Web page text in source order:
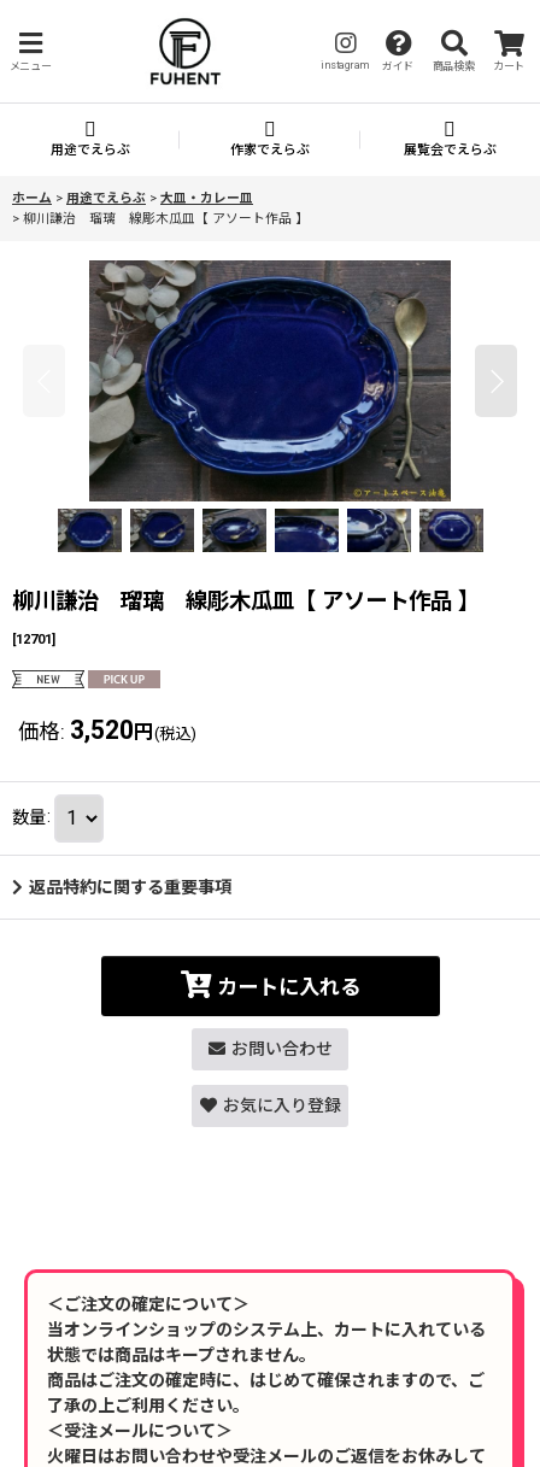
メニュー instagram ガイド 商品検索 カート
用途でえらぶ 作家でえらぶ 展覧会でえらぶ
ホーム > 用途でえらぶ > 大皿・カレー皿
> 柳川謙治 瑠璃 線彫木瓜皿【 アソート作品 】
柳川謙治 瑠璃 線彫木瓜皿【 アソート作品 】
[12701]
価格: 3,520 円 (税込)
数量:
返品特約に関する重要事項
カートに入れる
お問い合わせ
お気に入り登録
＜ご注文の確定について＞
当オンラインショップのシステム上、カートに入れている
状態では商品はキープされません。
商品はご注文の確定時に、はじめて確保されますので、ご
了承の上ご利用ください。
＜受注メールについて＞
火曜日はお問い合わせや受注メールのご返信をお休みして